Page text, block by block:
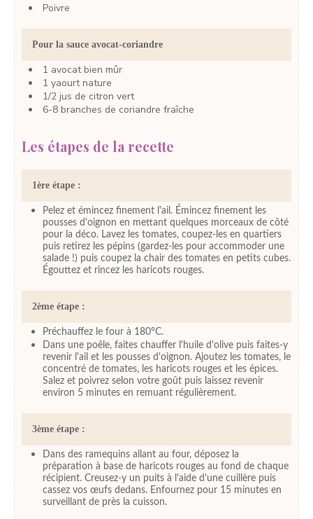
Poivre
Pour la sauce avocat-coriandre
1 avocatbien mûr
1 yaourt nature
1/2 jus de citron vert
6-8 branches de coriandre fraîche
Les étapes de la recette
1ère étape :
Pelez et émincez finement l'ail. Émincez finement les
pousses d'oignon en mettant quelques morceaux de côté
pour la déco. Lavez les tomates, coupez-les en quartiers
puis retirez les pépins (gardez-les pour accommoder une
salade !) puis coupez la chair des tomates en petits cubes.
Égouttez et rincez les haricots rouges.
2ème étape :
Préchauffez le four à 180°C.
Dans une poêle, faites chauffer l'huile d'olive puis faites-y
revenir l'ail et les pousses d'oignon. Ajoutez les tomates, le
concentré de tomates, les haricots rouges et les épices.
Salez et poivrez selon votre goût puis laissez revenir
environ 5 minutes en remuant régulièrement.
3ème étape :
Dans des ramequins allant au four, déposez la
préparation à base de haricots rouges au fond de chaque
récipient. Creusez-y un puits à l'aide d'une cuillère puis
cassez vos œufs dedans. Enfournez pour 15 minutes en
surveillant de près la cuisson.